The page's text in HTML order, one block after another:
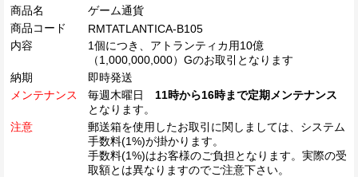
商品名
ゲーム通貨
商品コード
RMTATLANTICA-B105
内容
1個につき、アトランティカ用10億
（1,000,000,000）Gのお取引となります
納期
即時発送
メンテナンス
毎週木曜日 11時から16時まで定期メンテナンス
となります。
注意
郵送箱を使用したお取引に関しましては、システム
手数料(1%)が掛かります。
手数料(1%)はお客様のご負担となります。実際の受
取額とは異なりますのでご注意下さい。